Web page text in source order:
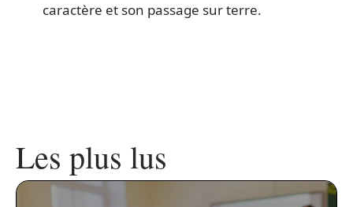
caractère et son passage sur terre.
Les plus lus